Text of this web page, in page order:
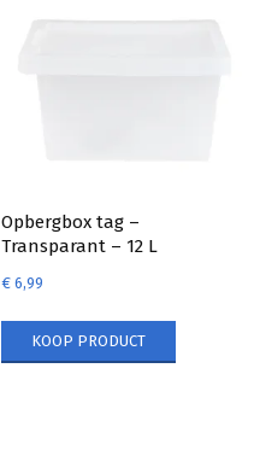
Opbergbox tag –
Transparant – 12 L
€6,99
KOOP PRODUCT